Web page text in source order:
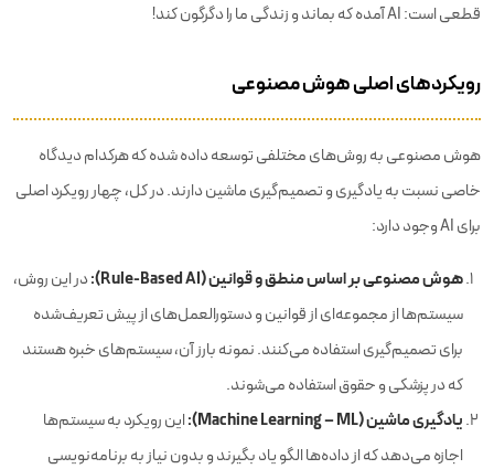
قطعی است: AI آمده که بماند و زندگی ما را دگرگون کند!
رویکردهای اصلی هوش مصنوعی
هوش مصنوعی به روش‌های مختلفی توسعه داده شده که هرکدام دیدگاه
خاصی نسبت به یادگیری و تصمیم‌گیری ماشین دارند. در کل، چهار رویکرد اصلی
برای AI وجود دارد:
هوش مصنوعی بر اساس منطق و قوانین (Rule-Based AI):
در این روش،
سیستم‌ها از مجموعه‌ای از قوانین و دستورالعمل‌های از پیش تعریف‌شده
برای تصمیم‌گیری استفاده می‌کنند. نمونه بارز آن، سیستم‌های خبره هستند
که در پزشکی و حقوق استفاده می‌شوند.
یادگیری ماشین (Machine Learning – ML):
این رویکرد به سیستم‌ها
اجازه می‌دهد که از داده‌ها الگو یاد بگیرند و بدون نیاز به برنامه‌نویسی